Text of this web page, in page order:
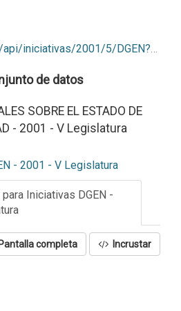
2001/5/DGEN?format=csv
de datos
SOBRE EL ESTADO DE
- 2001 - V Legislatura
- 2001 - V Legislatura
Iniciativas DGEN -
Pantalla completa Incrustar